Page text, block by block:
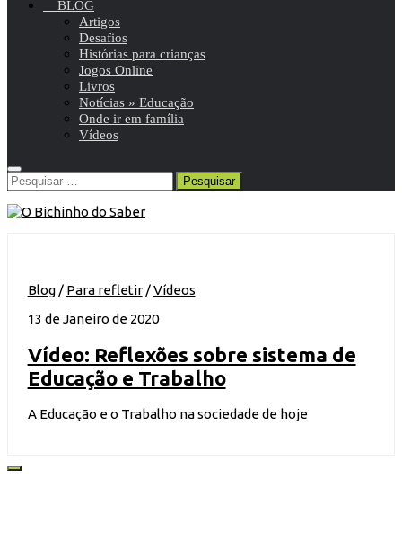
BLOG
Artigos
Desafios
Histórias para crianças
Jogos Online
Livros
Notícias » Educação
Onde ir em família
Vídeos
Pesquisar
por:
Blog/ Para refletir/Vídeos
13 de Janeiro de 2020
Vídeo: Reflexões sobre sistema de
Educação e Trabalho
A Educação e o Trabalho na sociedade de hoje